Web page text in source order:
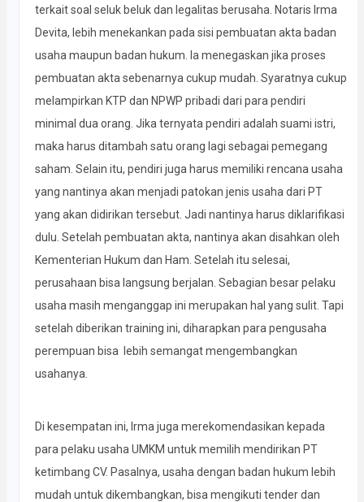
terkait soal seluk beluk dan legalitas berusaha. Notaris Irma
Devita, lebih menekankan pada sisi pembuatan akta badan
usaha maupun badan hukum. Ia menegaskan jika proses
pembuatan akta sebenarnya cukup mudah. Syaratnya cukup
melampirkan KTP dan NPWP pribadi dari para pendiri
minimal dua orang. Jika ternyata pendiri adalah suami istri,
maka harus ditambah satu orang lagi sebagai pemegang
saham. Selain itu, pendiri juga harus memiliki rencana usaha
yang nantinya akan menjadi patokan jenis usaha dari PT
yang akan didirikan tersebut. Jadi nantinya harus diklarifikasi
dulu. Setelah pembuatan akta, nantinya akan disahkan oleh
Kementerian Hukum dan Ham. Setelah itu selesai,
perusahaan bisa langsung berjalan. Sebagian besar pelaku
usaha masih menganggap ini merupakan hal yang sulit. Tapi
setelah diberikan training ini, diharapkan para pengusaha
perempuan bisa lebih semangat mengembangkan
usahanya.
Di kesempatan ini, Irma juga merekomendasikan kepada
para pelaku usaha UMKM untuk memilih mendirikan PT
ketimbang CV. Pasalnya, usaha dengan badan hukum lebih
mudah untuk dikembangkan, bisa mengikuti tender dan